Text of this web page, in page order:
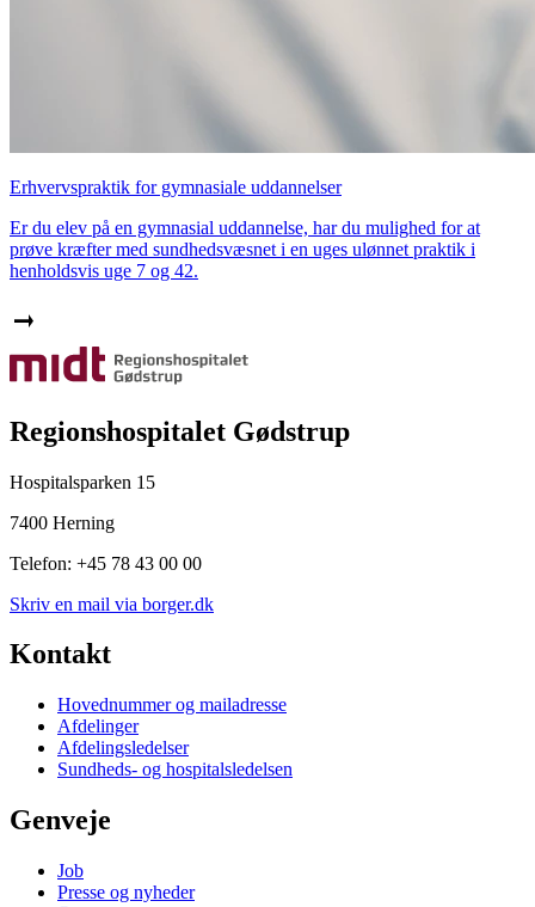
Erhvervspraktik for gymnasiale uddannelser
Er du elev på en gymnasial uddannelse, har du mulighed for at
prøve kræfter med sundhedsvæsnet i en uges ulønnet praktik i
henholdsvis uge 7 og 42.
Regionshospitalet Gødstrup
Hospitalsparken 15
7400 Herning
Telefon: +45 78 43 00 00
Skriv en mail via borger.dk
Kontakt
Hovednummer og mailadresse
Afdelinger
Afdelingsledelser
Sundheds- og hospitalsledelsen
Genveje
Job
Presse og nyheder